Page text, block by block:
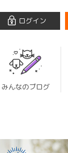
ログイン
みんなのブログ